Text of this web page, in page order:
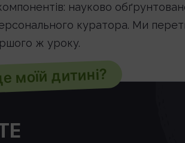
науково
куратора. Ми
ж уроку.
моїй дитині?